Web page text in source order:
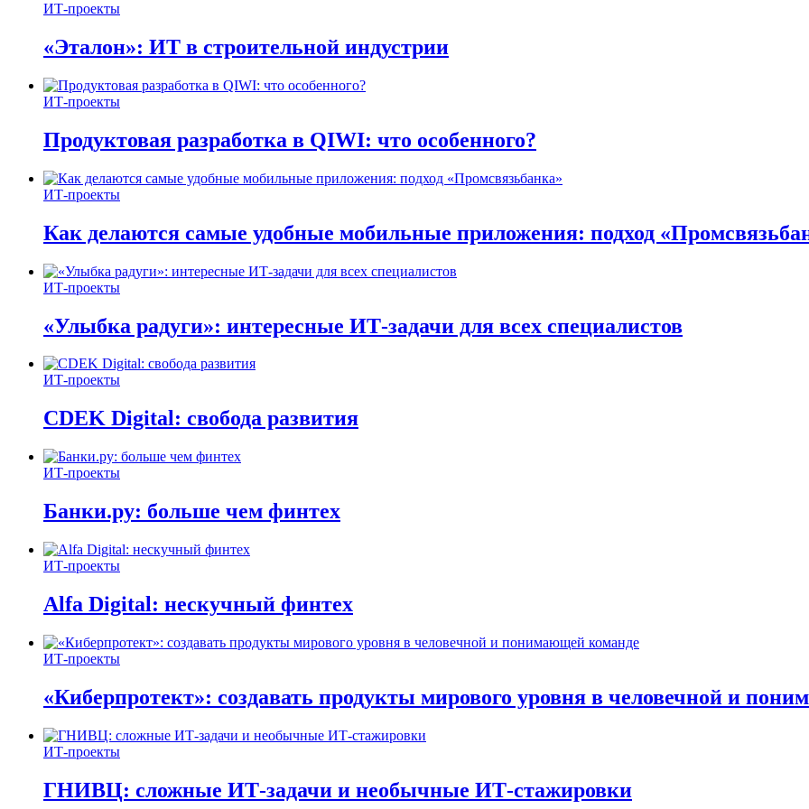
ИТ-проекты
«Эталон»: ИТ в строительной индустрии
ИТ-проекты
Продуктовая разработка в QIWI: что особенного?
ИТ-проекты
Как делаются самые удобные мобильные приложения: подход
ИТ-проекты
«Улыбка радуги»: интересные ИТ-задачи для всех специалистов
ИТ-проекты
CDEK Digital: свобода развития
ИТ-проекты
Банки.ру: больше чем финтех
ИТ-проекты
Alfa Digital: нескучный финтех
ИТ-проекты
«Киберпротект»: создавать продукты мирового уровня в человечной и
ИТ-проекты
ГНИВЦ: сложные ИТ‑задачи и необычные ИТ‑стажировки